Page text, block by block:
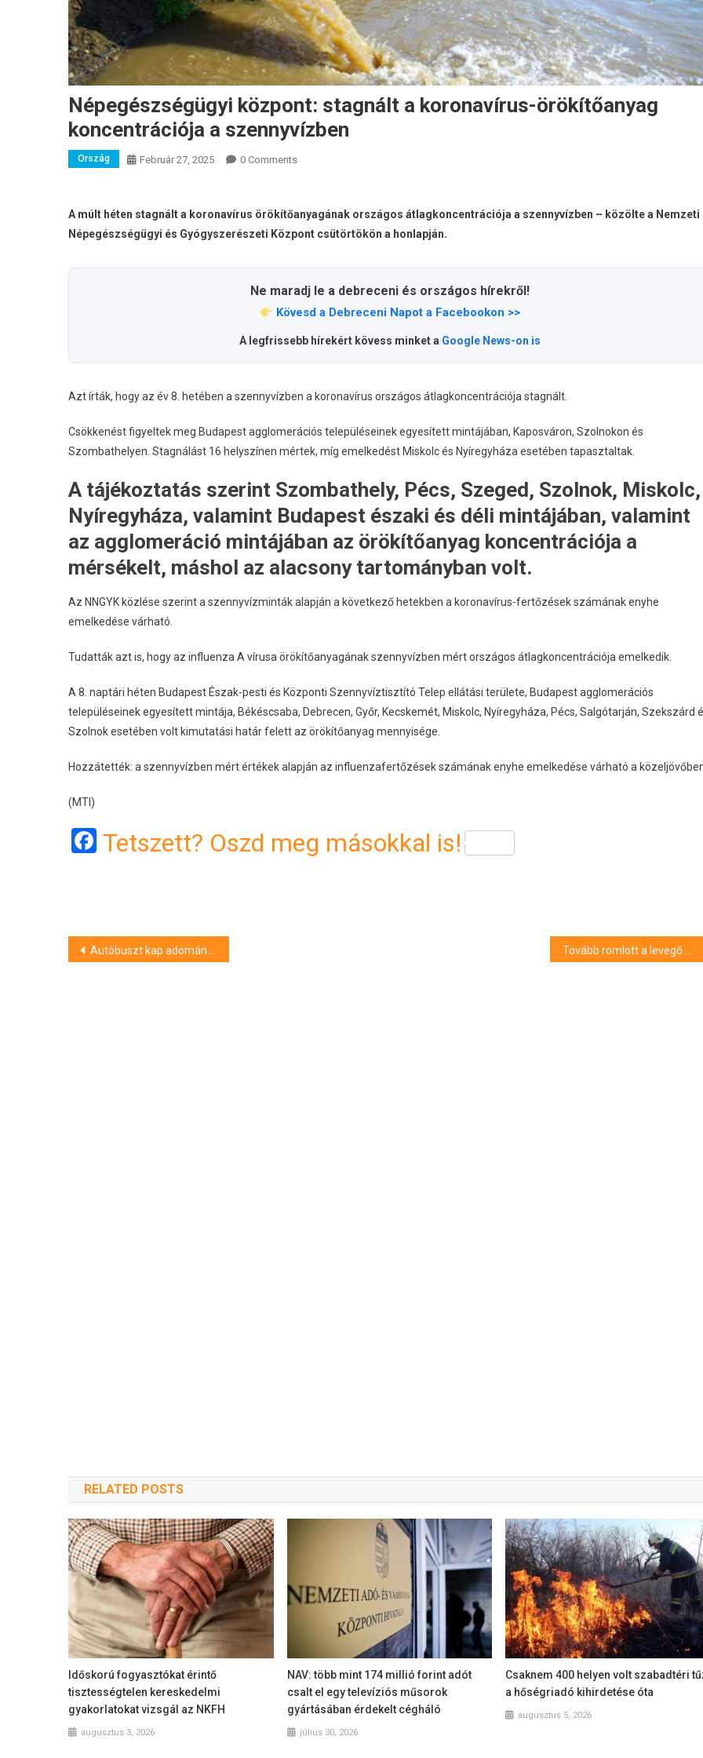
Népegészségügyi központ: stagnált a koronavírus-örökítőanyag
koncentrációja a szennyvízben
Ország Február 27, 2025 0 Comments
A múlt héten stagnált a koronavírus örökítőanyagának országos átlagkoncentrációja a szennyvízben – közölte a Nemzeti
Népegészségügyi és Gyógyszerészeti Központ csütörtökön a honlapján.
Ne maradj le a debreceni és országos hírekről!
Kövesd a Debreceni Napot a Facebookon >>
A legfrissebb hírekért kövess minket a Google News-on is
Azt írták, hogy az év 8. hetében a szennyvízben a koronavírus országos átlagkoncentrációja stagnált.
Csökkenést figyeltek meg Budapest agglomerációs településeinek egyesített mintájában, Kaposváron, Szolnokon és
Szombathelyen. Stagnálást 16 helyszínen mértek, míg emelkedést Miskolc és Nyíregyháza esetében tapasztaltak.
A tájékoztatás szerint Szombathely, Pécs, Szeged, Szolnok, Miskolc,
Nyíregyháza, valamint Budapest északi és déli mintájában, valamint
az agglomeráció mintájában az örökítőanyag koncentrációja a
mérsékelt, máshol az alacsony tartományban volt.
Az NNGYK közlése szerint a szennyvízminták alapján a következő hetekben a koronavírus-fertőzések számának enyhe
emelkedése várható.
Tudatták azt is, hogy az influenza A vírusa örökítőanyagának szennyvízben mért országos átlagkoncentrációja emelkedik.
A 8. naptári héten Budapest Észak-pesti és Központi Szennyvíztisztító Telep ellátási területe, Budapest agglomerációs
településeinek egyesített mintája, Békéscsaba, Debrecen, Győr, Kecskemét, Miskolc, Nyíregyháza, Pécs, Salgótarján, Szekszárd
Szolnok esetében volt kimutatási határ felett az örökítőanyag mennyisége.
Hozzátették: a szennyvízben mért értékek alapján az influenzafertőzések számának enyhe emelkedése várható a
(MTI)
Facebook
Tetszett? Oszd meg másokkal is!
Bejegyzés
Autóbuszt kap adományba a Jászberényi Mentőkutyás Szolgálat Tovább romlott a levegő minősége az országban
RELATED POSTS
Időskorú fogyasztókat érintő
tisztességtelen kereskedelmi
gyakorlatokat vizsgál az NKFH
augusztus 3, 2026
NAV: több mint 174 millió forint adót
csalt el egy televíziós műsorok
gyártásában érdekelt cégháló
július 30, 2026
Csaknem 400 helyen volt szabadtéri
a hőségriadó kihirdetése óta
augusztus 5, 2026